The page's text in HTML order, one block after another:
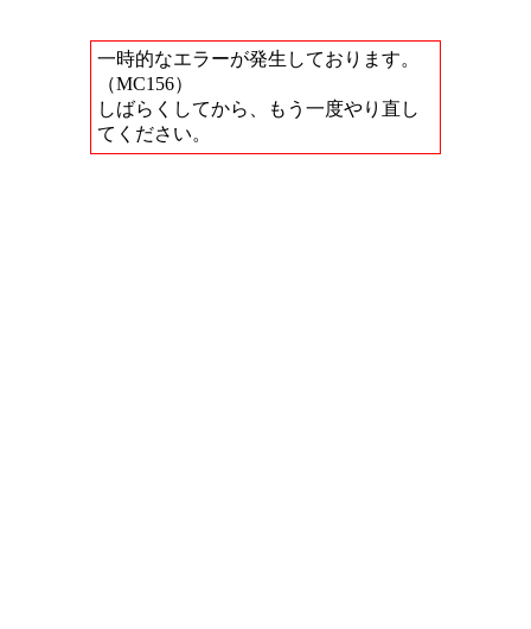
一時的なエラーが発生しております。
（MC156）
しばらくしてから、もう一度やり直し
てください。